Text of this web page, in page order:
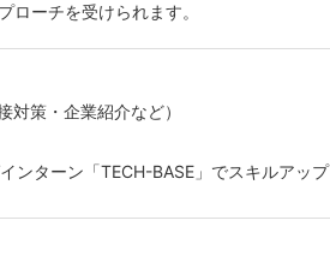
ローチを受けられます。
対策・企業紹介など）
ンターン「TECH-BASE」でスキルアップ